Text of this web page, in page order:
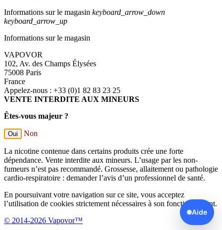
Informations sur le magasin keyboard_arrow_down
keyboard_arrow_up
Informations sur le magasin
VAPOVOR
102, Av. des Champs Élysées
75008 Paris
France
Appelez-nous : +33 (0)1 82 83 23 25
VENTE INTERDITE AUX MINEURS
Êtes-vous majeur ?
Oui Non
La nicotine contenue dans certains produits crée une forte
dépendance. Vente interdite aux mineurs. L’usage par les non-
fumeurs n’est pas recommandé. Grossesse, allaitement ou pathologie
cardio-respiratoire : demander l’avis d’un professionnel de santé.
En poursuivant votre navigation sur ce site, vous acceptez
l’utilisation de cookies strictement nécessaires à son fonctionnement.
© 2014-2026 Vapovor™
Aide